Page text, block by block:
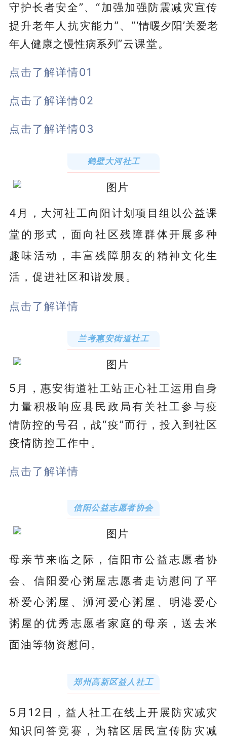
守护长者安全”、“加强加强防震减灾宣传
提升老年人抗灾能力”、“‘情暖夕阳’关爱老
年人健康之慢性病系列”云课堂。
点击了解详情01
点击了解详情02
点击了解详情03
鹤壁大河社工
4月，大河社工向阳计划项目组以公益课
堂的形式，面向社区残障群体开展多种
趣味活动，丰富残障朋友的精神文化生
活，促进社区和谐发展。
点击了解详情
兰考惠安街道社工
5月，惠安街道社工站正心社工运用自身
力量积极响应县民政局有关社工参与疫
情防控的号召，战“疫”而行，投入到社区
疫情防控工作中。
点击了解详情
信阳公益志愿者协会
母亲节来临之际，信阳市公益志愿者协
会、信阳爱心粥屋志愿者走访慰问了平
桥爱心粥屋、浉河爱心粥屋、明港爱心
粥屋的优秀志愿者家庭的母亲，送去米
面油等物资慰问。
郑州高新区益人社工
5月12日，益人社工在线上开展防灾减灾
知识问答竞赛，为辖区居民宣传防灾减